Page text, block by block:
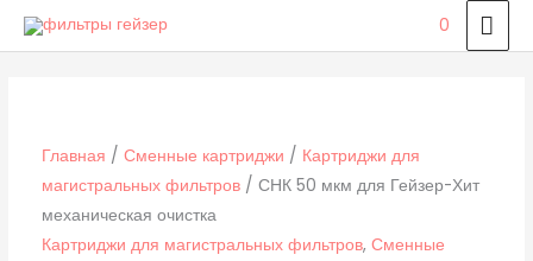
Перейти
0
Главная / Сменные картриджи / Картриджи для
магистральных фильтров/ СНК 50 мкм для Гейзер-Хит
механическая очистка
Картриджи для магистральных фильтров, Сменные
50
мкм
для
Гейзер-